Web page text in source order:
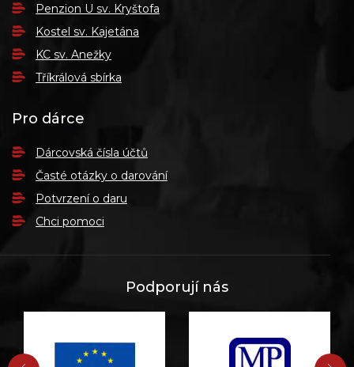
Penzion U sv. Kryštofa
Kostel sv. Kajetána
KC sv. Anežky
Tříkrálová sbírka
Pro dárce
Dárcovská čísla účtů
Časté otázky o darování
Potvrzení o daru
Chci pomoci
Podporují nás